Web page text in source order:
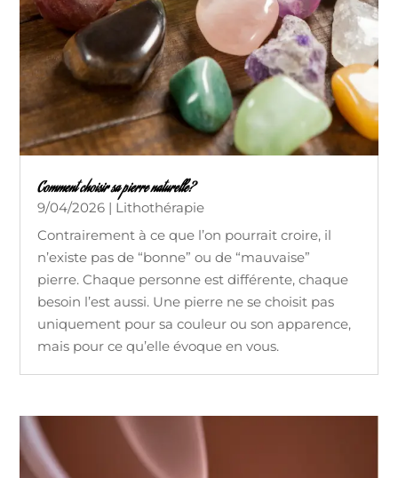
Comment choisir sa pierre naturelle?
9/04/2026 | Lithothérapie
Contrairement à ce que l’on pourrait croire, il
n’existe pas de “bonne” ou de “mauvaise”
pierre. Chaque personne est différente, chaque
besoin l’est aussi. Une pierre ne se choisit pas
uniquement pour sa couleur ou son apparence,
mais pour ce qu’elle évoque en vous.